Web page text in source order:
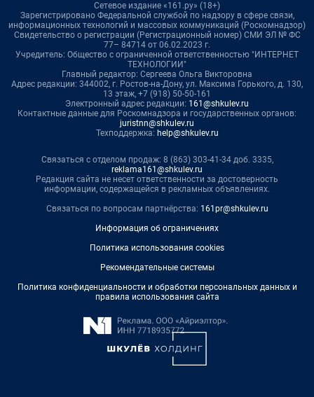
Сетевое издание «161.ру» (18+)
Зарегистрировано Федеральной службой по надзору в сфере связи,
информационных технологий и массовых коммуникаций (Роскомнадзор)
Свидетельство о регистрации (Регистрационный номер) СМИ ЭЛ № ФС
77– 84714 от 06.02.2023 г.
Учредитель: Общество с ограниченной ответственностью "ИНТЕРНЕТ
ТЕХНОЛОГИИ"
Главный редактор: Сергеева Ольга Викторовна
Адрес редакции: 344002, г. Ростов-на-Дону, ул. Максима Горького, д. 130,
13 этаж, +7 (918) 50-50-161
Электронный адрес редакции: 161@shkulev.ru
Контактные данные для Роскомнадзора и государственных органов:
juristnn@shkulev.ru
Техподдержка: help@shkulev.ru
Связаться с отделом продаж: 8 (863) 303-41-34 доб. 3335,
reklama161@shkulev.ru
Редакция сайта не несет ответственности за достоверность
информации, содержащейся в рекламных объявлениях.
Связаться по вопросам партнёрства: 161pr@shkulev.ru
Информация об ограничениях
Политика использования cookies
Рекомендательные системы
Политика конфиденциальности и обработки персональных данных и
правила использования сайта